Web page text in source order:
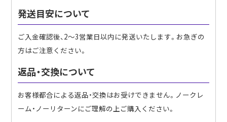
発送目安について
ご入金確認後、2〜3営業日以内に発送いたします。お急ぎの
方はご注意ください。
返品・交換について
お客様都合による返品・交換はお受けできません。ノークレ
ーム・ノーリターンにご理解の上ご購入ください。